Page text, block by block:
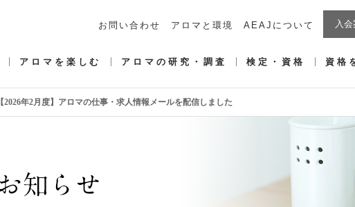
お問い合わせ アロマと環境 AEAJについて 入
アロマを楽しむ アロマの研究・調査 検定・資格 資格
【2026年2月度】アロマの仕事・求人情報メールを配信しました